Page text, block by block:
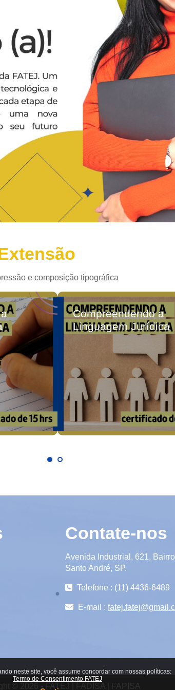
neste site, você assume concordar com nossas políticas:
Termo de Consentimento FATEJ
e composição tipográfica
Compreendendo a
Linguagem Jurídica
Contate-nos
Avenida Industrial, 621,
Santo André, SP.
Telefone : (11) 4436-6489
E-mail :
© 2026 - FATEJ | FADISA | FAPISA